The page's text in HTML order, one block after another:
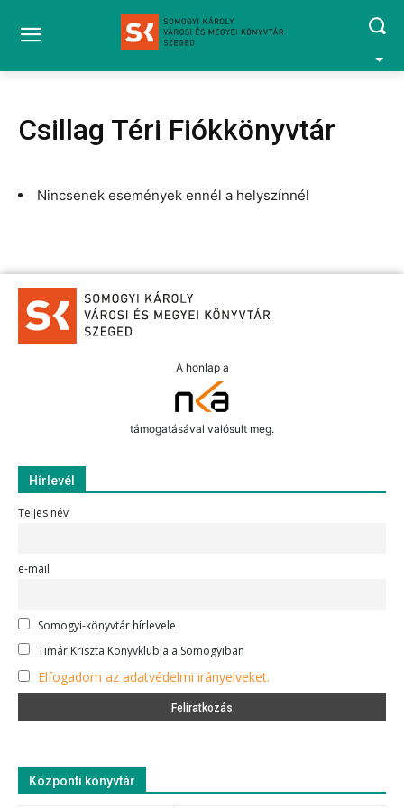
Csillag Téri Fiókkönyvtár
Nincsenek események ennél a helyszínnél
A honlap a
támogatásával valósult meg.
Hírlevél
Teljes név
e-mail
Somogyi-könyvtár hírlevele
Timár Kriszta Könyvklubja a Somogyiban
Elfogadom az adatvédelmi irányelveket.
Központi könyvtár